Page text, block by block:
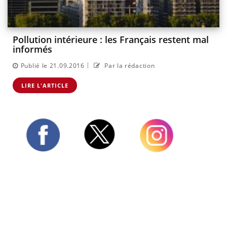
Pollution intérieure : les Français restent mal
informés
Publié le 21.09.2016 | Par la rédaction
LIRE L'ARTICLE